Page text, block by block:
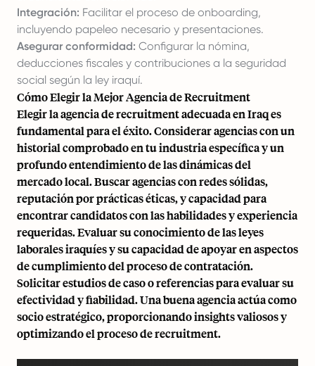
Integración: Facilitar el proceso de onboarding,
incluyendo papeleo necesario y presentaciones.
Asegurar conformidad: Configurar la nómina,
deducciones fiscales y contribuciones a la seguridad
social según la ley iraquí.
Cómo Elegir la Mejor Agencia de Recruitment
Elegir la agencia de recruitment adecuada en Iraq es
fundamental para el éxito. Considerar agencias con un
historial comprobado en tu industria específica y un
profundo entendimiento de las dinámicas del
mercado local. Buscar agencias con redes sólidas,
reputación por prácticas éticas, y capacidad para
encontrar candidatos con las habilidades y experiencia
requeridas. Evaluar su conocimiento de las leyes
laborales iraquíes y su capacidad de apoyar en aspectos
de cumplimiento del proceso de contratación.
Solicitar estudios de caso o referencias para evaluar su
efectividad y fiabilidad. Una buena agencia actúa como
socio estratégico, proporcionando insights valiosos y
optimizando el proceso de recruitment.